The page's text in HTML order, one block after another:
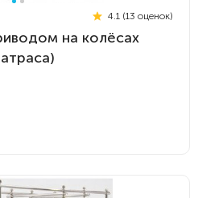
4.1 (13 оценок)
на колёсах